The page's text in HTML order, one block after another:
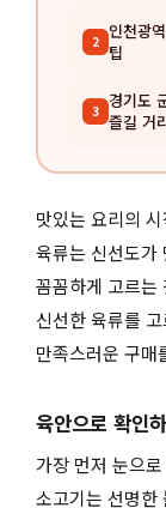
2 인천광
팁
3 경기도
즐길 거
맛있는 요리의
육류는 신선도가
꼼꼼하게 고르는
신선한 육류를
만족스러운 구매
육안으로 확인
가장 먼저 눈으
소고기는 선명한